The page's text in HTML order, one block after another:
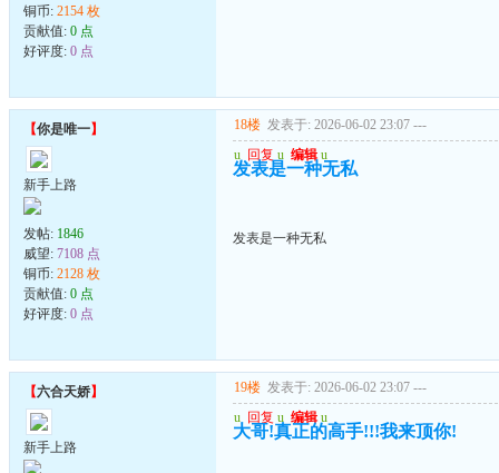
铜币: 2154 枚
贡献值: 0 点
好评度: 0 点
【你是唯一】
新手上路
发帖: 1846
威望: 7108 点
铜币: 2128 枚
贡献值: 0 点
好评度: 0 点
18楼 发表于: 2026-06-02 23:07 ---
u 回复 u 编辑 u
发表是一种无私
发表是一种无私
【六合天娇】
新手上路
19楼 发表于: 2026-06-02 23:07 ---
u 回复 u 编辑 u
大哥!真正的高手!!!我来顶你!